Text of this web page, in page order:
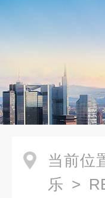
当前位
乐 >